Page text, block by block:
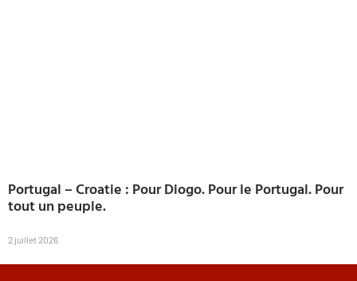
Portugal – Croatie : Pour Diogo. Pour le Portugal. Pour
tout un peuple.
2 juillet 2026